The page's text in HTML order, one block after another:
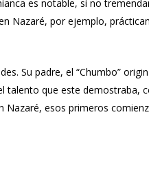
es notable, si no
Nazaré, por ejemplo,
Su padre, el “Chumbo”
que este demostraba,
Nazaré, esos primeros